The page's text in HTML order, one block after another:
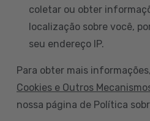
coletar ou obter
localização sobre você,
seu endereço IP.
Para obter mais
Cookies e Outros
nossa página de Política